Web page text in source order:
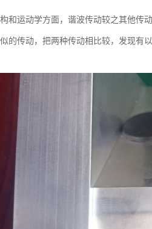
和运动学方面，谐波传动较之其他传
的传动，把两种传动相比较，发现有